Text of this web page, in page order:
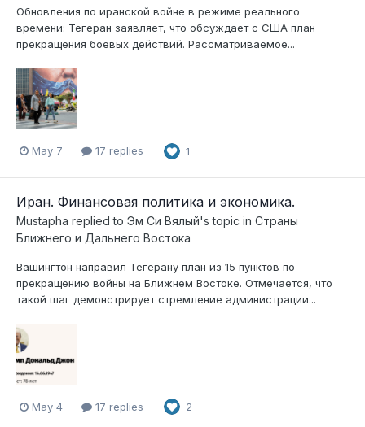
Обновления по иранской войне в режиме реального
времени: Тегеран заявляет, что обсуждает с США план
прекращения боевых действий. Рассматриваемое...
May 7 17 replies 1
Иран. Финансовая политика и экономика.
Mustapha replied to Эм Си Вялый's topic in Страны
Ближнего и Дальнего Востока
Вашингтон направил Тегерану план из 15 пунктов по
прекращению войны на Ближнем Востоке. Отмечается, что
такой шаг демонстрирует стремление администрации...
May 4 17 replies 2